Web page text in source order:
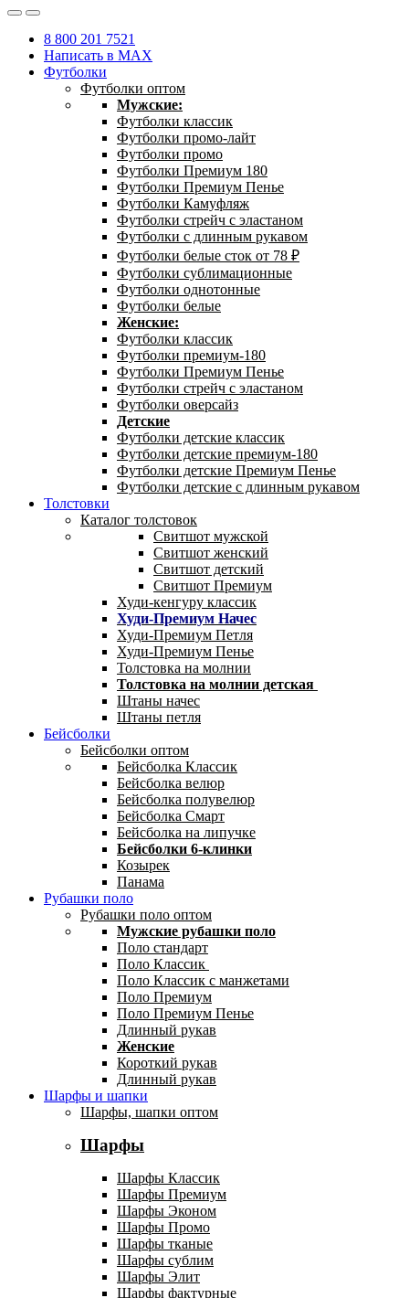
8 800 201 7521
Написать в MAX
Футболки
Футболки оптом
Мужские:
Футболки классик
Футболки промо-лайт
Футболки промо
Футболки Премиум 180
Футболки Премиум Пенье
Футболки Камуфляж
Футболки стрейч с эластаном
Футболки с длинным рукавом
Футболки белые сток от 78 ₽
Футболки сублимационные
Футболки однотонные
Футболки белые
Женские:
Футболки классик
Футболки премиум-180
Футболки Премиум Пенье
Футболки стрейч с эластаном
Футболки оверсайз
Детские
Футболки детские классик
Футболки детские премиум-180
Футболки детские Премиум Пенье
Футболки детские с длинным рукавом
Толстовки
Каталог толстовок
Свитшот мужской
Свитшот женский
Свитшот детский
Свитшот Премиум
Худи-кенгуру классик
Худи-Премиум Начес
Худи-Премиум Петля
Худи-Премиум Пенье
Толстовка на молнии
Толстовка на молнии детская
Штаны начес
Штаны петля
Бейсболки
Бейсболки оптом
Бейсболка Классик
Бейсболка велюр
Бейсболка полувелюр
Бейсболка Смарт
Бейсболка на липучке
Бейсболки 6-клинки
Козырек
Панама
Рубашки поло
Рубашки поло оптом
Мужские рубашки поло
Поло стандарт
Поло Классик
Поло Классик с манжетами
Поло Премиум
Поло Премиум Пенье
Длинный рукав
Женские
Короткий рукав
Длинный рукав
Шарфы и шапки
Шарфы, шапки оптом
Шарфы
Шарфы Классик
Шарфы Премиум
Шарфы Эконом
Шарфы Промо
Шарфы тканые
Шарфы сублим
Шарфы Элит
Шарфы фактурные